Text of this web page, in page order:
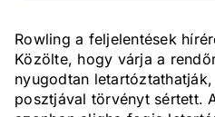
Rowling a feljelentések
Közölte, hogy várja a
nyugodtan
posztjával törvényt sértett.